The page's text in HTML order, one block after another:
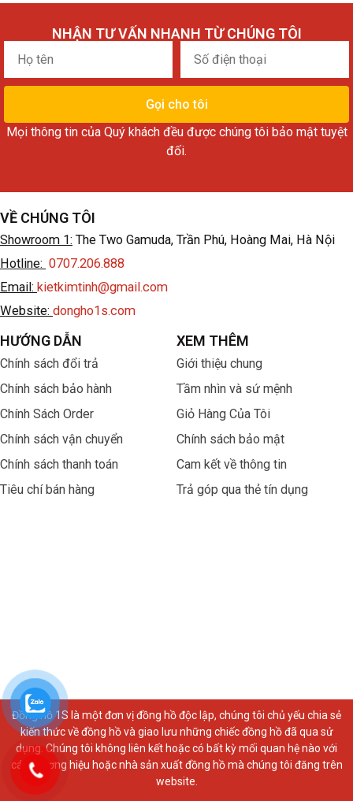
NHẬN TƯ VẤN NHANH TỪ CHÚNG TÔI
Họ
tên
điện
thoại
Gọi cho tôi
Mọi thông tin của Quý khách đều được chúng tôi bảo mật tuyệt
đối.
VỀ CHÚNG TÔI
Showroom 1: The Two Gamuda, Trần Phú, Hoàng Mai, Hà Nội
Hotline: 0707.206.888
Email: kietkimtinh@gmail.com
Website: dongho1s.com
HƯỚNG DẪN
Chính sách đổi trả
Chính sách bảo hành
Chính Sách Order
Chính sách vận chuyển
Chính sách thanh toán
Tiêu chí bán hàng
XEM THÊM
Giới thiệu chung
Tầm nhìn và sứ mệnh
Giỏ Hàng Của Tôi
Chính sách bảo mật
Cam kết về thông tin
Trả góp qua thẻ tín dụng
Đồng hồ 1S là một đơn vị đồng hồ độc lập, chúng tôi chủ yếu chia sẻ
kiến thức về đồng hồ và giao lưu những chiếc đồng hồ đã qua sử
dụng. Chúng tôi không liên kết hoặc có bất kỳ mối quan hệ nào với
các thương hiệu hoặc nhà sản xuất đồng hồ mà chúng tôi đăng trên
website.